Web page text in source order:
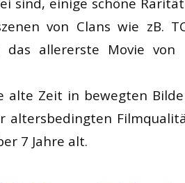
von Clans wie zB.
das allererste Movie
alte Zeit in bewegten
altersbedingten
7 Jahre alt.